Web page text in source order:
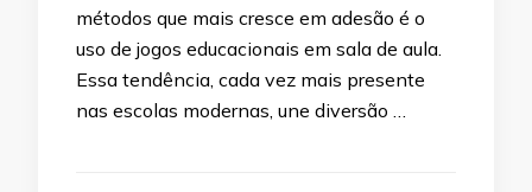
métodos que mais cresce em adesão é o
uso de jogos educacionais em sala de aula.
Essa tendência, cada vez mais presente
nas escolas modernas, une diversão …